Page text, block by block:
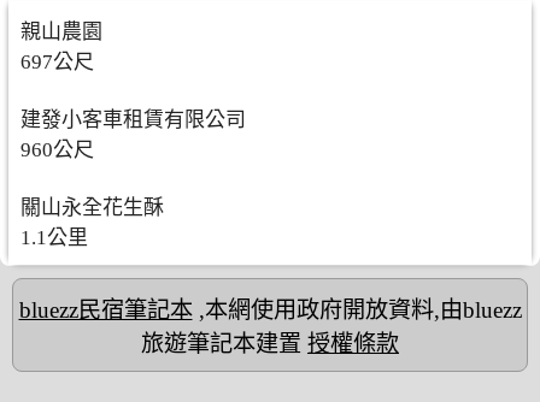
親山農園
697公尺
建發小客車租賃有限公司
960公尺
關山永全花生酥
1.1公里
bluezz民宿筆記本,本網使用政府開放資料,由bluezz
旅遊筆記本建置 授權條款